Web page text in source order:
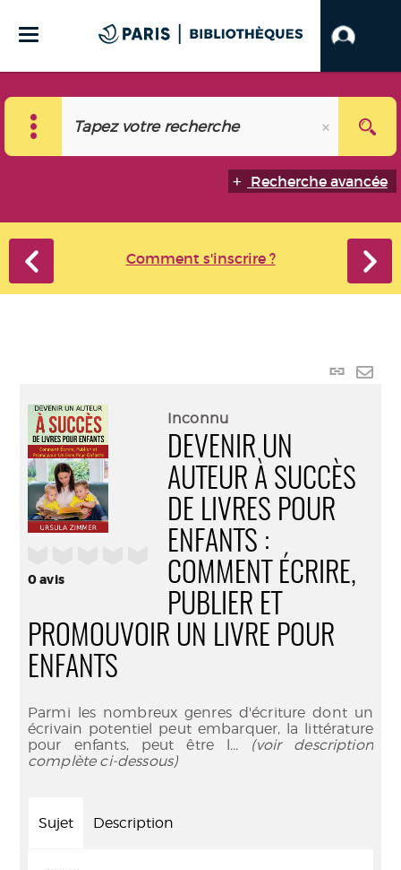
Recherche avancée
Comment s'inscrire ?
Lien
0avis
Inconnu
DEVENIR UN
AUTEUR À SUCCÈS
DE LIVRES POUR
ENFANTS :
COMMENT ÉCRIRE,
PUBLIER ET
PROMOUVOIR UN LIVRE POUR
ENFANTS
Parmi les nombreux genres d'écriture dont un
écrivain potentiel peut embarquer, la littérature
pour enfants, peut être l... (voir description
complète ci-dessous)
Sujet Description